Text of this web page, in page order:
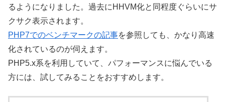
るようになりました。過去にHHVM化と同程度ぐらいにサ
クサク表示されます。
PHP7でのベンチマークの記事を参照しても、かなり高速
化されているのが伺えます。
PHP5.x系を利用していて、パフォーマンスに悩んでいる
方には、試してみることをおすすめします。